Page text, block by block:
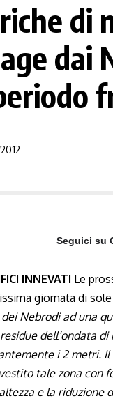
di
dai
Seguici su
INNEVATI Le
giornata di
Nebrodi ad una
dell’ondata
i 2 metri.
tale zona con
e la riduzione